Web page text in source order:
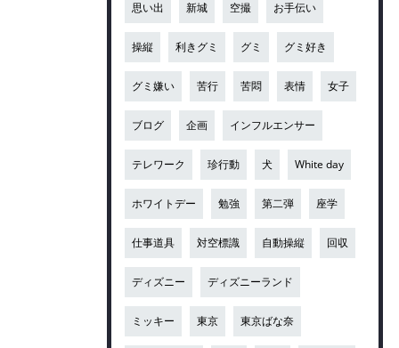
思い出 新城 空撮 お手伝い
操縦 利きグミ グミ グミ好き
グミ嫌い 苦行 苦悶 表情 女子
ブログ 企画 インフルエンサー
テレワーク 珍行動 犬 White day
ホワイトデー 勉強 第二弾 座学
仕事道具 対空標識 自動操縦 回収
ディズニー ディズニーランド
ミッキー 東京 東京ばな奈